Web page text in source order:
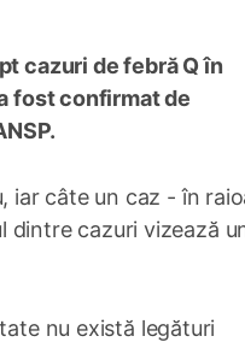
cazuri de febră Q în
fost confirmat de
iar câte un caz - în
dintre cazuri vizează
nu există legături